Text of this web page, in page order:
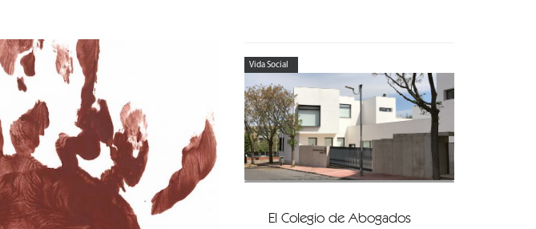
Vida Social
El Colegio de Abogados